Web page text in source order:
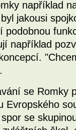
například
jakousi
podobnou
například
se Romky
Evropského
se